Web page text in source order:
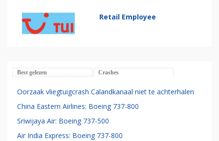
Retail Employee
Best gelezen Crashes
Oorzaak vliegtuigcrash Calandkanaal niet te achterhalen
China Eastern Airlines: Boeing 737-800
Sriwijaya Air: Boeing 737-500
Air India Express: Boeing 737-800